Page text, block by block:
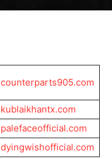
counterparts905.com
kublaikhantx.com
palefaceofficial.com
dyingwishofficial.com